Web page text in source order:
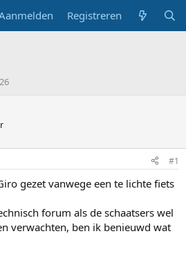
Registreren
#1
gezet vanwege een te lichte fiets
forum als de schaatsers wel
verwachten, ben ik benieuwd wat